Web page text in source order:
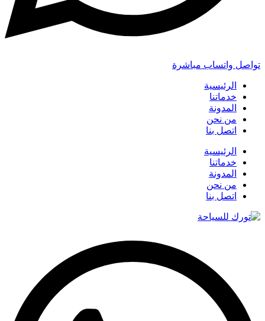
تواصل واتساب مباشرة
الرئيسية
خدماتنا
المدونة
من نحن
اتصل بنا
الرئيسية
خدماتنا
المدونة
من نحن
اتصل بنا